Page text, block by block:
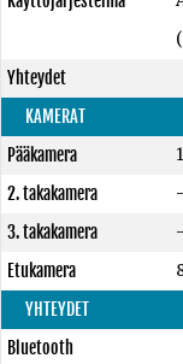
(
Yhteydet
KAMERAT
Pääkamera
2. takakamera
-
3. takakamera
-
Etukamera
YHTEYDET
Bluetooth